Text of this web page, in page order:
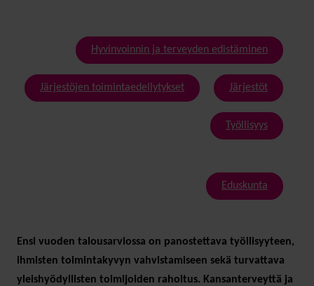
Hyvinvoinnin ja terveyden edistäminen
Järjestöjen toimintaedellytykset Järjestöt
Työllisyys
Eduskunta
Ensi vuoden talousarviossa on panostettava työllisyyteen,
ihmisten toimintakyvyn vahvistamiseen sekä turvattava
yleishyödyllisten toimijoiden rahoitus. Kansanterveyttä ja